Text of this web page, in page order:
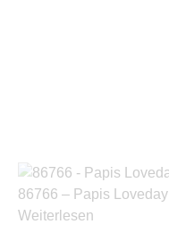
86766 – Papis Loveday
Weiterlesen